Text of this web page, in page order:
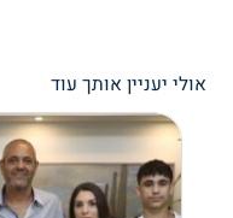
אולי יעניין אותך עוד